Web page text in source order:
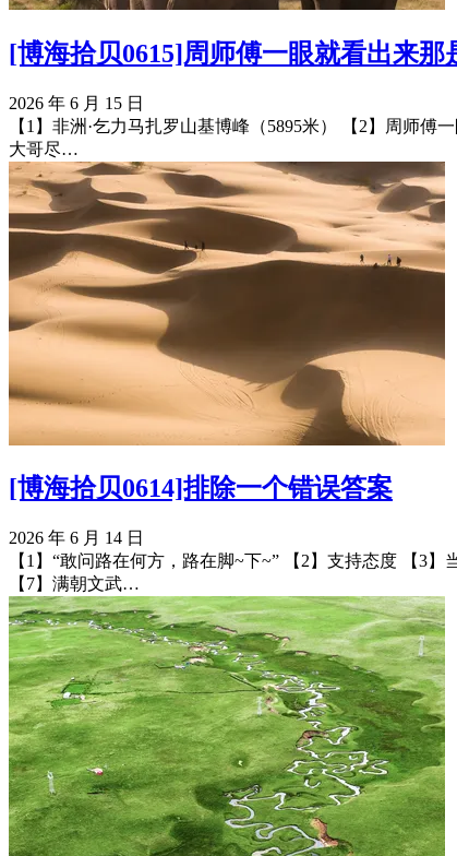
[博海拾贝0615]周师傅一眼就看出来那
2026 年 6 月 15 日
【1】非洲·乞力马扎罗山基博峰（5895米） 【2】周师
大哥尽…
[博海拾贝0614]排除一个错误答案
2026 年 6 月 14 日
【1】“敢问路在何方，路在脚~下~” 【2】支持态度 【3
【7】满朝文武…